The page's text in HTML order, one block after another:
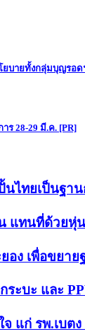
ยบายทั้งกลุ่มบุญรอด
28-29 มี.ค. [PR]
ไทยเป็นฐา
แทนที่ด้วยหุ่
อง เพื่อขยาย
ระบะ และ
แก่ รพ.เบตง